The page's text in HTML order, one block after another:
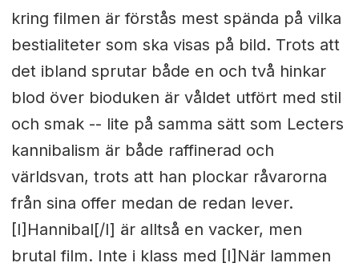
kring filmen är förstås mest spända på vilka
bestialiteter som ska visas på bild. Trots att
det ibland sprutar både en och två hinkar
blod över bioduken är våldet utfört med stil
och smak -- lite på samma sätt som Lecters
kannibalism är både raffinerad och
världsvan, trots att han plockar råvarorna
från sina offer medan de redan lever.
[I]Hannibal[/I] är alltså en vacker, men
brutal film. Inte i klass med [I]När lammen